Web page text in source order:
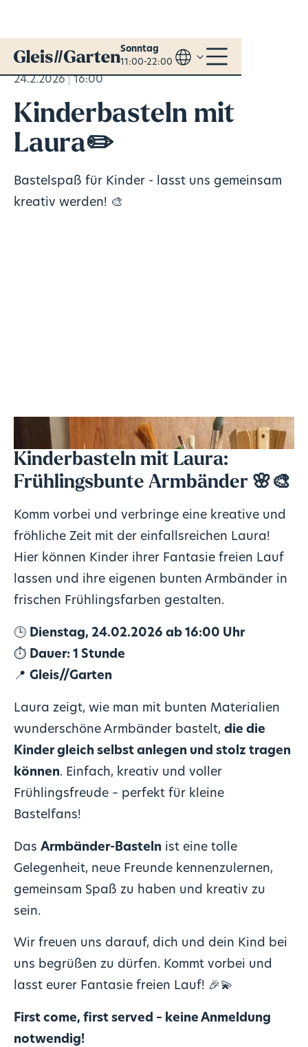
Sonntag
11:00-22:00
24.2.2026 16:00
Kinderbasteln mit
Laura✏️
Bastelspaß für Kinder - lasst uns gemeinsam
kreativ werden! 🎨
Kinderbasteln mit Laura:
Frühlingsbunte Armbänder 🌸🎨
Komm vorbei und verbringe eine kreative und
fröhliche Zeit mit der einfallsreichen Laura!
Hier können Kinder ihrer Fantasie freien Lauf
lassen und ihre eigenen bunten Armbänder in
frischen Frühlingsfarben gestalten.
🕒 Dienstag, 24.02.2026 ab 16:00 Uhr
⏱️ Dauer: 1 Stunde
📍 Gleis//Garten
Laura zeigt, wie man mit bunten Materialien
wunderschöne Armbänder bastelt, die die
Kinder gleich selbst anlegen und stolz tragen
können. Einfach, kreativ und voller
Frühlingsfreude – perfekt für kleine
Bastelfans!
Das Armbänder-Basteln ist eine tolle
Gelegenheit, neue Freunde kennenzulernen,
gemeinsam Spaß zu haben und kreativ zu
sein.
Wir freuen uns darauf, dich und dein Kind bei
uns begrüßen zu dürfen. Kommt vorbei und
lasst eurer Fantasie freien Lauf! 🎉💫
First come, first served – keine Anmeldung
notwendig!